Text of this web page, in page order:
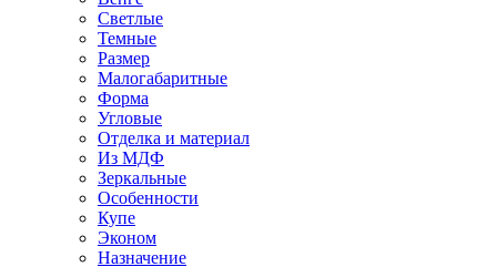
Светлые
Темные
Размер
Малогабаритные
Форма
Угловые
Отделка и материал
Из МДФ
Зеркальные
Особенности
Купе
Эконом
Назначение